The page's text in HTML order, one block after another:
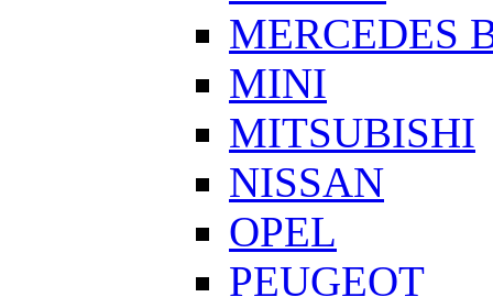
MERCEDES
MINI
MITSUBISHI
NISSAN
OPEL
PEUGEOT